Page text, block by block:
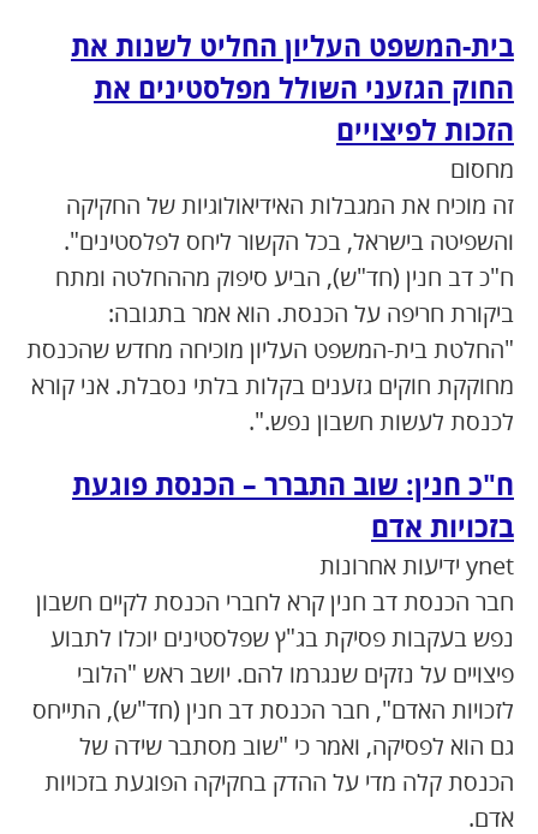
בית-המשפט העליון החליט לשנות את
החוק הגזעני השולל מפלסטינים את
הזכות לפיצויים
מחסום
זה מוכיח את המגבלות האידיאולוגיות של החקיקה
והשפיטה בישראל, בכל הקשור ליחס לפלסטינים".
ח"כ דב חנין (חד"ש), הביע סיפוק מההחלטה ומתח
ביקורת חריפה על הכנסת. הוא אמר בתגובה:
"החלטת בית-המשפט העליון מוכיחה מחדש שהכנסת
מחוקקת חוקים גזענים בקלות בלתי נסבלת. אני קורא
לכנסת לעשות חשבון נפש.".
ח"כ חנין: שוב התברר – הכנסת פוגעת
בזכויות אדם
ynet ידיעות אחרונות
חבר הכנסת דב חנין קרא לחברי הכנסת לקיים חשבון
נפש בעקבות פסיקת בג"ץ שפלסטינים יוכלו לתבוע
פיצויים על נזקים שנגרמו להם. יושב ראש "הלובי
לזכויות האדם", חבר הכנסת דב חנין (חד"ש), התייחס
גם הוא לפסיקה, ואמר כי "שוב מסתבר שידה של
הכנסת קלה מדי על ההדק בחקיקה הפוגעת בזכויות
אדם.